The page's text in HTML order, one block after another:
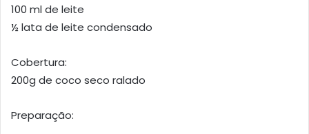
100 ml de leite
½ lata de leite condensado
Cobertura:
200g de coco seco ralado
Preparação: